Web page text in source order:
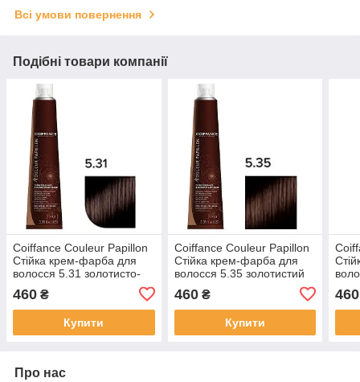
Всі умови повернення
Подібні товари компанії
Coiffance Couleur Papillon
Стійка крем-фарба для
волосся 5.31 золотисто-
коричневий
460 ₴
Купити
Coiffance Couleur Papillon
Стійка крем-фарба для
волосся 5.35 золотистий
коричневий
460₴
Купити
460
Про нас